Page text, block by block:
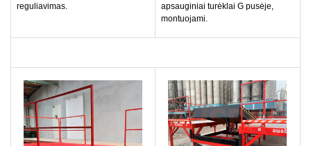
reguliavimas.
apsauginiai turėklai G pusėje,
montuojami.